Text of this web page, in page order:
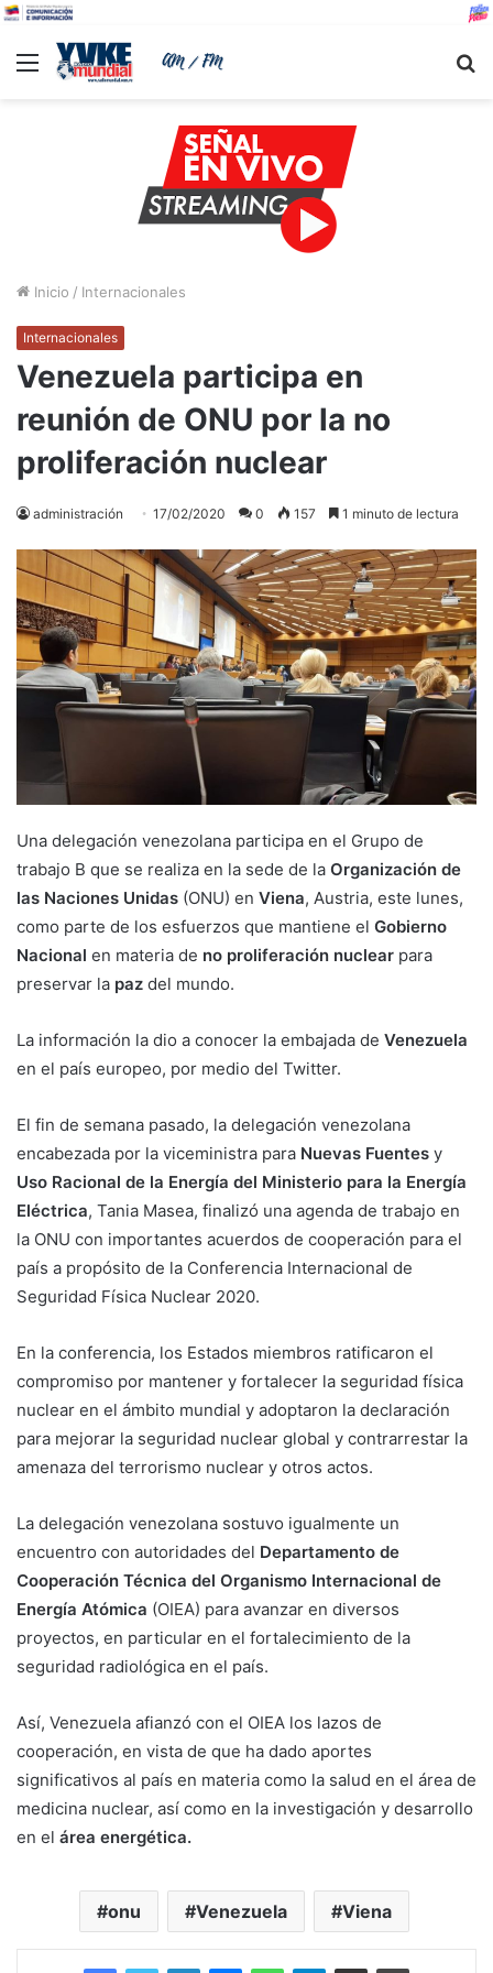
Menu
Inicio / Internacionales
Internacionales
Venezuela participa en
reunión de ONU por la no
proliferación nuclear
administración 17/02/2020 0 157 1 minuto de lectura
Una delegación venezolana participa en el Grupo de
trabajo B que se realiza en la sede de la Organización de
las Naciones Unidas (ONU) en Viena, Austria, este lunes,
como parte de los esfuerzos que mantiene el Gobierno
Nacional en materia de no proliferación nuclear para
preservar la paz del mundo.
La información la dio a conocer la embajada de Venezuela
en el país europeo, por medio del Twitter.
El fin de semana pasado, la delegación venezolana
encabezada por la viceministra para Nuevas Fuentes y
Uso Racional de la Energía del Ministerio para la Energía
Eléctrica, Tania Masea, finalizó una agenda de trabajo en
la ONU con importantes acuerdos de cooperación para el
país a propósito de la Conferencia Internacional de
Seguridad Física Nuclear 2020.
En la conferencia, los Estados miembros ratificaron el
compromiso por mantener y fortalecer la seguridad física
nuclear en el ámbito mundial y adoptaron la declaración
para mejorar la seguridad nuclear global y contrarrestar la
amenaza del terrorismo nuclear y otros actos.
La delegación venezolana sostuvo igualmente un
encuentro con autoridades del Departamento de
Cooperación Técnica del Organismo Internacional de
Energía Atómica (OIEA) para avanzar en diversos
proyectos, en particular en el fortalecimiento de la
seguridad radiológica en el país.
Así, Venezuela afianzó con el OIEA los lazos de
cooperación, en vista de que ha dado aportes
significativos al país en materia como la salud en el área de
medicina nuclear, así como en la investigación y desarrollo
en el área energética.
onu Venezuela Viena